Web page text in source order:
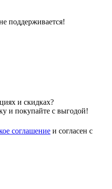
поддерживается!
и скидках?
и покупайте с выгодой!
соглашение и согласен с